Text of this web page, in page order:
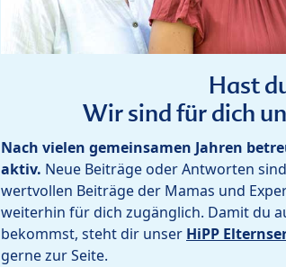
Hast
Wir sind für dich
Nach vielen gemeinsamen Jahren
aktiv. Neue Beiträge oder Antworten
wertvollen Beiträge der Mamas und
weiterhin für dich zugänglich. Damit du
bekommst, steht dir unser HiPP
gerne zur Seite.